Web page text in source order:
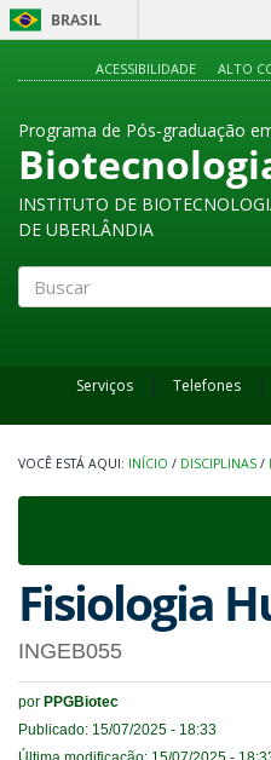
BRASIL
ACESSIBILIDADE ALTO
Programa de Pós-graduação
INSTITUTO DE
DE UBERLÂNDIA
Serviços Telefones
INÍCIO / DISCIPLINAS /
Fisiologia
INGEB055
por PPGBiotec
Publicado: 15/07/2025 - 18:33